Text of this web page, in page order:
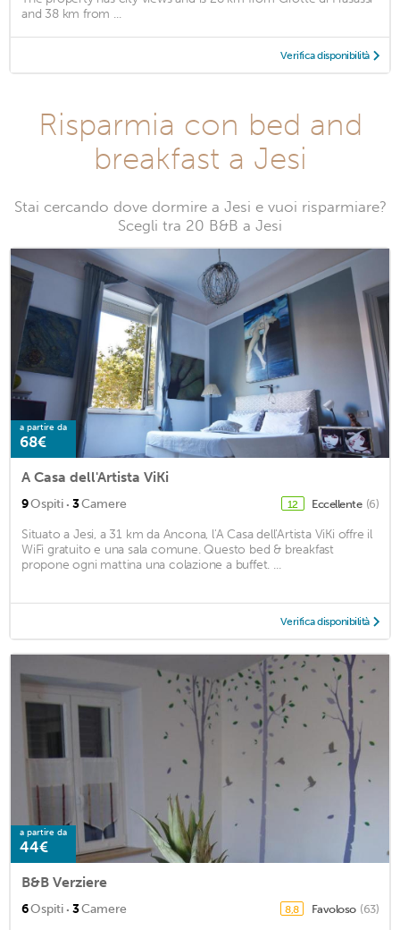
and 38 km from ...
Verifica disponibilità
Risparmia con bed and
breakfast a Jesi
Stai cercando dove dormire a Jesi e vuoi risparmiare?
Scegli tra 20 B&B a Jesi
a partire da
68€
A Casa dell'Artista ViKi
9Ospiti · 3Camere 12 Eccellente (6)
Situato a Jesi, a 31 km da Ancona, l'A Casa dell'Artista ViKi offre il
WiFi gratuito e una sala comune. Questo bed & breakfast
propone ogni mattina una colazione a buffet. ...
Verifica disponibilità
a partire da
44€
B&B Verziere
6Ospiti · 3Camere 8,8 Favoloso (63)